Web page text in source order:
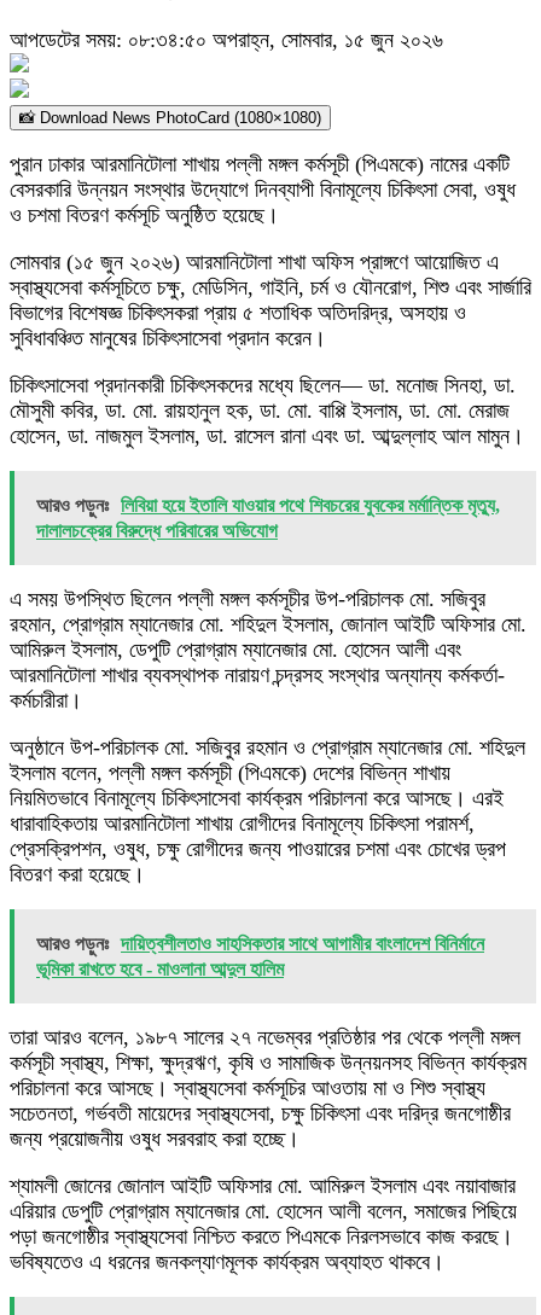
আপডেটের সময়: ০৮:৩৪:৫০ অপরাহ্ন, সোমবার, ১৫ জুন ২০২৬
📸 Download News PhotoCard (1080×1080)
পুরান ঢাকার আরমানিটোলা শাখায় পল্লী মঙ্গল কর্মসূচী (পিএমকে) নামের একটি
বেসরকারি উন্নয়ন সংস্থার উদ্যোগে দিনব্যাপী বিনামূল্যে চিকিৎসা সেবা, ওষুধ
ও চশমা বিতরণ কর্মসূচি অনুষ্ঠিত হয়েছে।
সোমবার (১৫ জুন ২০২৬) আরমানিটোলা শাখা অফিস প্রাঙ্গণে আয়োজিত এ
স্বাস্থ্যসেবা কর্মসূচিতে চক্ষু, মেডিসিন, গাইনি, চর্ম ও যৌনরোগ, শিশু এবং সার্জারি
বিভাগের বিশেষজ্ঞ চিকিৎসকরা প্রায় ৫ শতাধিক অতিদরিদ্র, অসহায় ও
সুবিধাবঞ্চিত মানুষের চিকিৎসাসেবা প্রদান করেন।
চিকিৎসাসেবা প্রদানকারী চিকিৎসকদের মধ্যে ছিলেন— ডা. মনোজ সিনহা, ডা.
মৌসুমী কবির, ডা. মো. রায়হানুল হক, ডা. মো. বাপ্পি ইসলাম, ডা. মো. মেরাজ
হোসেন, ডা. নাজমুল ইসলাম, ডা. রাসেল রানা এবং ডা. আব্দুল্লাহ আল মামুন।
আরও পড়ুনঃ লিবিয়া হয়ে ইতালি যাওয়ার পথে শিবচরের যুবকের মর্মান্তিক মৃত্যু,
দালালচক্রের বিরুদ্ধে পরিবারের অভিযোগ
এ সময় উপস্থিত ছিলেন পল্লী মঙ্গল কর্মসূচীর উপ-পরিচালক মো. সজিবুর
রহমান, প্রোগ্রাম ম্যানেজার মো. শহিদুল ইসলাম, জোনাল আইটি অফিসার মো.
আমিরুল ইসলাম, ডেপুটি প্রোগ্রাম ম্যানেজার মো. হোসেন আলী এবং
আরমানিটোলা শাখার ব্যবস্থাপক নারায়ণ চন্দ্রসহ সংস্থার অন্যান্য কর্মকর্তা-
কর্মচারীরা।
অনুষ্ঠানে উপ-পরিচালক মো. সজিবুর রহমান ও প্রোগ্রাম ম্যানেজার মো. শহিদুল
ইসলাম বলেন, পল্লী মঙ্গল কর্মসূচী (পিএমকে) দেশের বিভিন্ন শাখায়
নিয়মিতভাবে বিনামূল্যে চিকিৎসাসেবা কার্যক্রম পরিচালনা করে আসছে। এরই
ধারাবাহিকতায় আরমানিটোলা শাখায় রোগীদের বিনামূল্যে চিকিৎসা পরামর্শ,
প্রেসক্রিপশন, ওষুধ, চক্ষু রোগীদের জন্য পাওয়ারের চশমা এবং চোখের ড্রপ
বিতরণ করা হয়েছে।
আরও পড়ুনঃ দায়িত্বশীলতাও সাহসিকতার সাথে আগামীর বাংলাদেশ বিনির্মানে
ভূমিকা রাখতে হবে - মাওলানা আব্দুল হালিম
তারা আরও বলেন, ১৯৮৭ সালের ২৭ নভেম্বর প্রতিষ্ঠার পর থেকে পল্লী মঙ্গল
কর্মসূচী স্বাস্থ্য, শিক্ষা, ক্ষুদ্রঋণ, কৃষি ও সামাজিক উন্নয়নসহ বিভিন্ন কার্যক্রম
পরিচালনা করে আসছে। স্বাস্থ্যসেবা কর্মসূচির আওতায় মা ও শিশু স্বাস্থ্য
সচেতনতা, গর্ভবতী মায়েদের স্বাস্থ্যসেবা, চক্ষু চিকিৎসা এবং দরিদ্র জনগোষ্ঠীর
জন্য প্রয়োজনীয় ওষুধ সরবরাহ করা হচ্ছে।
শ্যামলী জোনের জোনাল আইটি অফিসার মো. আমিরুল ইসলাম এবং নয়াবাজার
এরিয়ার ডেপুটি প্রোগ্রাম ম্যানেজার মো. হোসেন আলী বলেন, সমাজের পিছিয়ে
পড়া জনগোষ্ঠীর স্বাস্থ্যসেবা নিশ্চিত করতে পিএমকে নিরলসভাবে কাজ করছে।
ভবিষ্যতেও এ ধরনের জনকল্যাণমূলক কার্যক্রম অব্যাহত থাকবে।